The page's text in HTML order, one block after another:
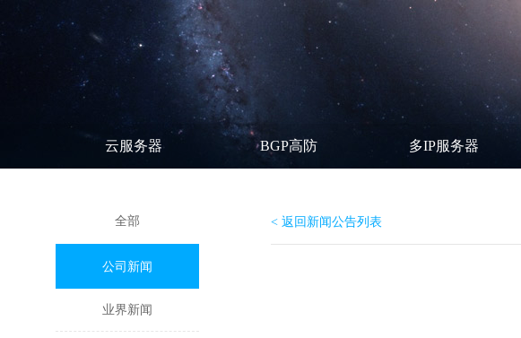
云服务器 BGP高防 多IP服务器
全部
公司新闻
业界新闻
< 返回新闻公告列表